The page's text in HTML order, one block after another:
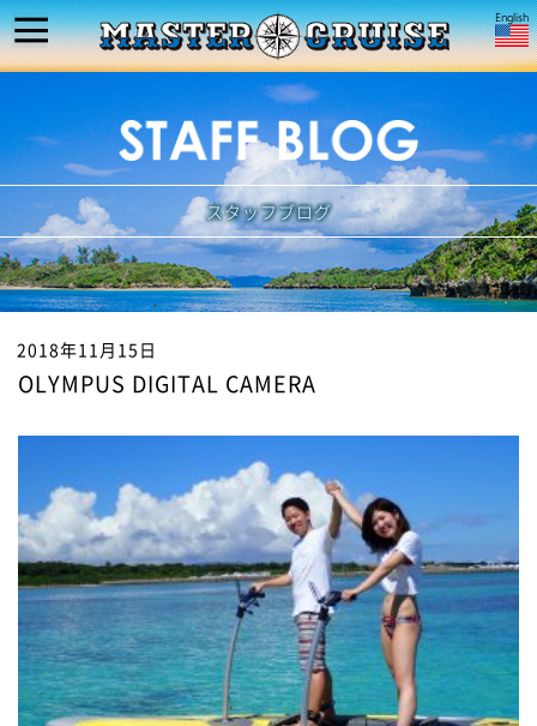
スタッフブログ
2018年11月15日
OLYMPUS DIGITAL CAMERA